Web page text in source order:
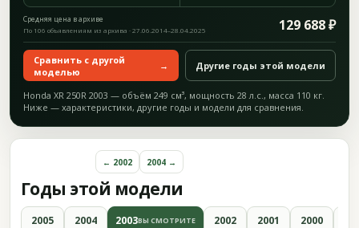
Средняя цена в архиве 129 688 ₽
По 106 объявлениям из архива · 27.06.2014–28.04.2025
Сравнить с другой
моделью
→ Другие годы этой модели
Honda XR 250R 2003 — объём 249 см³, мощность 28 л.с., масса 110 кг.
Ниже — характеристики, другие годы и модели для сравнения.
Годы этой модели
← 2002 2004 →
2005 2004 2003ВЫ СМОТРИТЕ 2002 2001 2000